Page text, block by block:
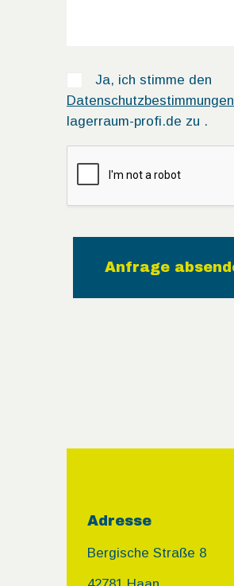
Ja, ich stimme den
Datenschutzbestimmungen
lagerraum-profi.de zu .
Adresse
Bergische Straße 8